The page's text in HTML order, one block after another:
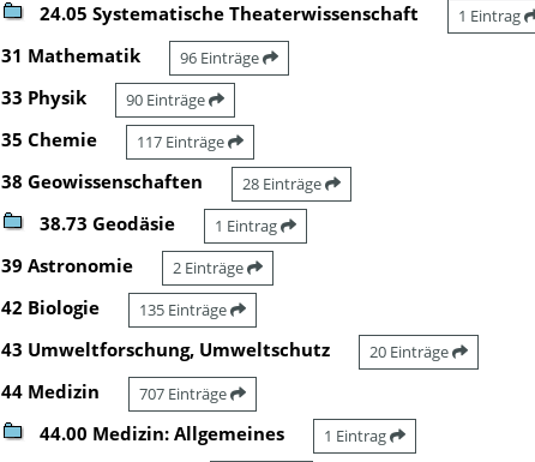
24.05 Systematische Theaterwissenschaft 1 Eintrag
31 Mathematik 96 Einträge
33 Physik 90 Einträge
35 Chemie 117 Einträge
38 Geowissenschaften 28 Einträge
38.73 Geodäsie 1 Eintrag
39 Astronomie 2 Einträge
42 Biologie 135 Einträge
43 Umweltforschung, Umweltschutz 20 Einträge
44 Medizin 707 Einträge
44.00 Medizin: Allgemeines 1 Eintrag